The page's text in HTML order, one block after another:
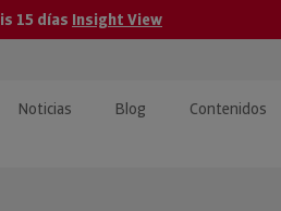
15 días Insight View
Noticias Blog Contenidos